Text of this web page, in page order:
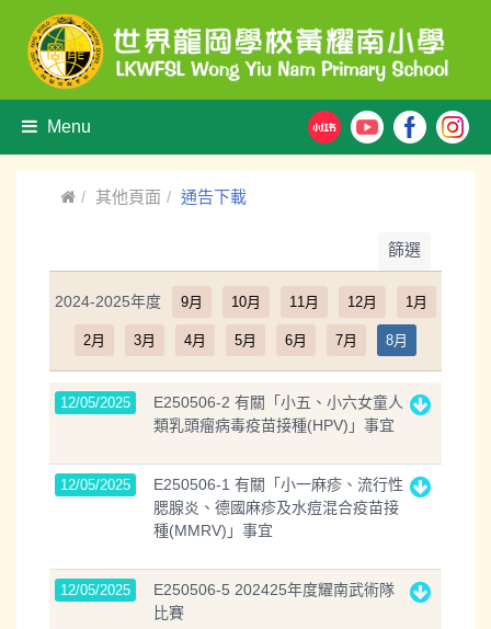
Menu
其他頁面 通告下載
篩選
2024-2025年度 9月 10月 11月 12月 1月
2月 3月 4月 5月 6月 7月 8月
12/05/2025
E250506-2 有關「小五、小六女童人
類乳頭瘤病毒疫苗接種(HPV)」事宜
12/05/2025
E250506-1 有關「小一麻疹、流行性
腮腺炎、德國麻疹及水痘混合疫苗接
種(MMRV)」事宜
12/05/2025
E250506-5 202425年度耀南武術隊
比賽